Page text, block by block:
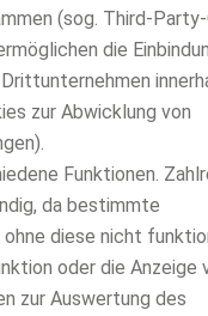
(sog. Third-Party-
die
zur Abwicklung von
Funktionen.
da bestimmte
diese nicht
oder die Anzeige
zur Auswertung des